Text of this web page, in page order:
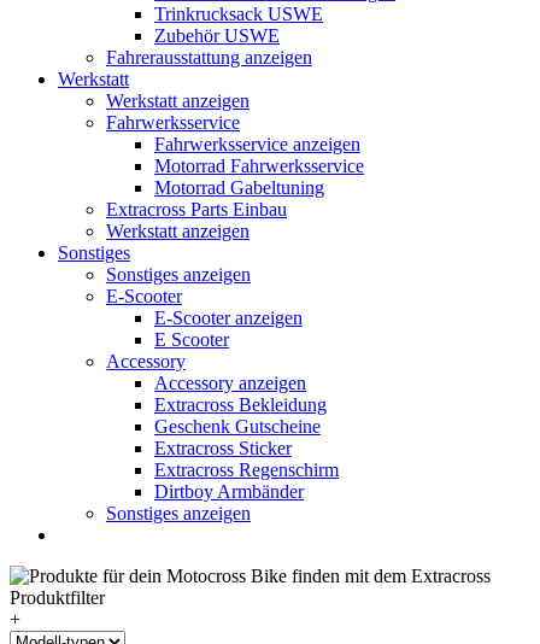
Trinkrucksack USWE
Zubehör USWE
Fahrerausstattung anzeigen
Werkstatt
Werkstatt anzeigen
Fahrwerksservice
Fahrwerksservice anzeigen
Motorrad Fahrwerksservice
Motorrad Gabeltuning
Extracross Parts Einbau
Werkstatt anzeigen
Sonstiges
Sonstiges anzeigen
E-Scooter
E-Scooter anzeigen
E Scooter
Accessory
Accessory anzeigen
Extracross Bekleidung
Geschenk Gutscheine
Extracross Sticker
Extracross Regenschirm
Dirtboy Armbänder
Sonstiges anzeigen
+